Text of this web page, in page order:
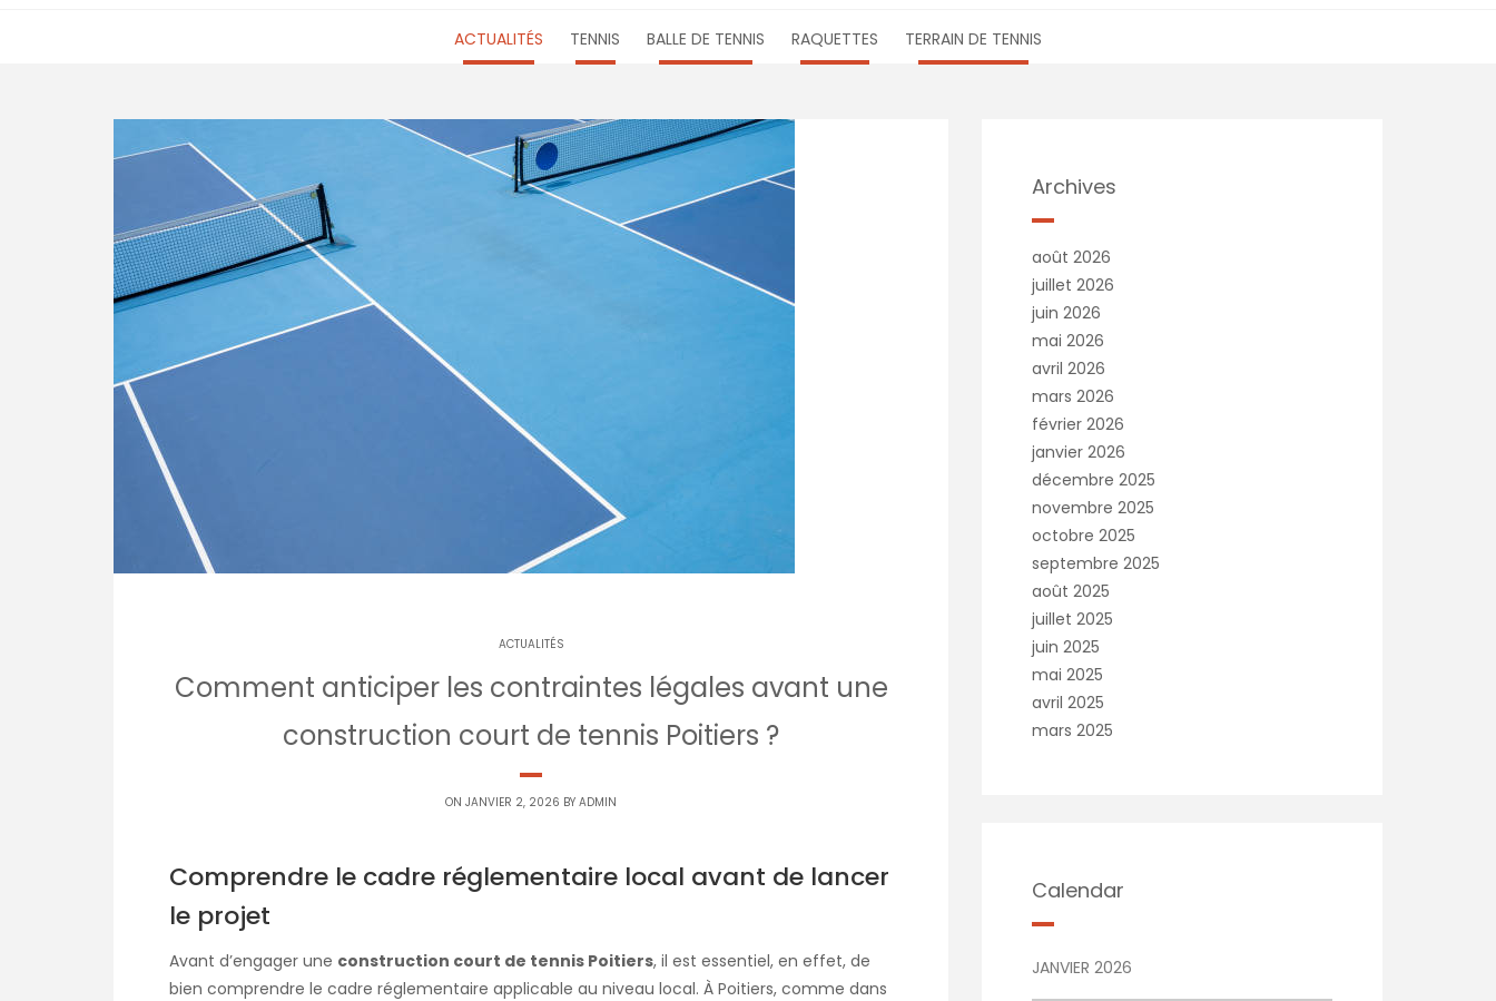
ACTUALITÉS TENNIS BALLE DE TENNIS RAQUETTES TERRAIN DE TENNIS
ACTUALITÉS
Comment anticiper les contraintes légales avant une
construction court de tennis Poitiers ?
ON JANVIER 2, 2026 BY ADMIN
Comprendre le cadre réglementaire local avant de lancer
le projet
Avant d’engager une construction court de tennis Poitiers, il est essentiel, en effet, de
bien comprendre le cadre réglementaire applicable au niveau local. À Poitiers, comme dans
Archives
août 2026
juillet 2026
juin 2026
mai 2026
avril 2026
mars 2026
février 2026
janvier 2026
décembre 2025
novembre 2025
octobre 2025
septembre 2025
août 2025
juillet 2025
juin 2025
mai 2025
avril 2025
mars 2025
Calendar
JANVIER 2026